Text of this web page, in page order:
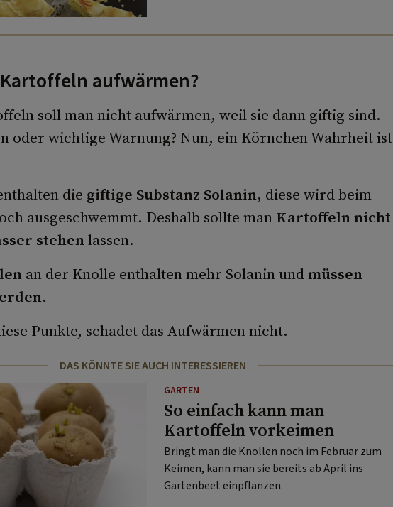
aufwärmen?
soll man nicht aufwärmen, weil sie dann giftig sind.
oder wichtige Warnung? Nun, ein Körnchen Wahrheit ist
die giftige Substanz Solanin, diese wird beim
ausgeschwemmt. Deshalb sollte man Kartoffeln nicht
stehenlassen.
an der Knolle enthalten mehr Solanin undmüssen
.
Punkte, schadet das Aufwärmen nicht.
DAS KÖNNTE SIE AUCH INTERESSIEREN
GARTEN
So einfach kann man
Kartoffeln vorkeimen
Bringt man die Knollen noch im Februar zum
Keimen, kann man sie bereits ab April ins
Gartenbeet einpflanzen.